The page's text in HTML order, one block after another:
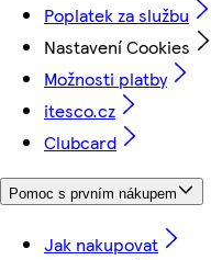
Poplatek za službu
Nastavení Cookies
Možnosti platby
itesco.cz
Clubcard
Pomoc s prvním nákupem
Jak nakupovat